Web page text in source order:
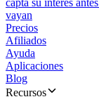
capta su interés
vayan
Precios
Afiliados
Ayuda
Aplicaciones
Blog
Recursos